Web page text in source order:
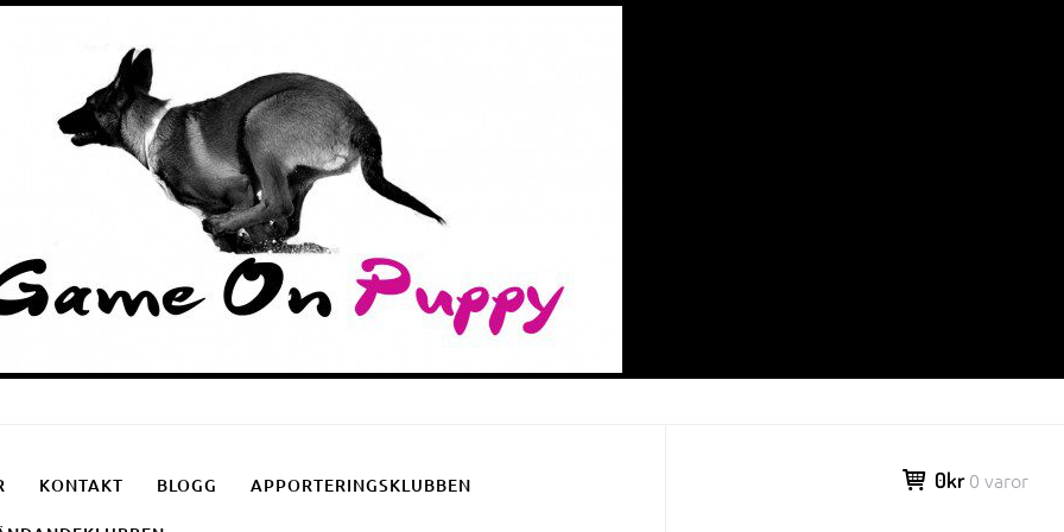
KONTAKT BLOGG APPORTERINGSKLUBBEN 0kr 0 varor